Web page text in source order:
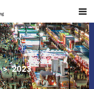
2023